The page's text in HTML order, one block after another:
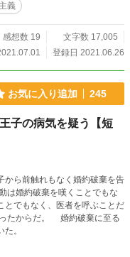
義
感想数 19
文字数 17,005
登録日 2021.06.26
お気に入り追加 245
子の病気を疑う【短
ら前触れもなく婚約破棄を告
とでもなく、医者を呼ぶことだ
。